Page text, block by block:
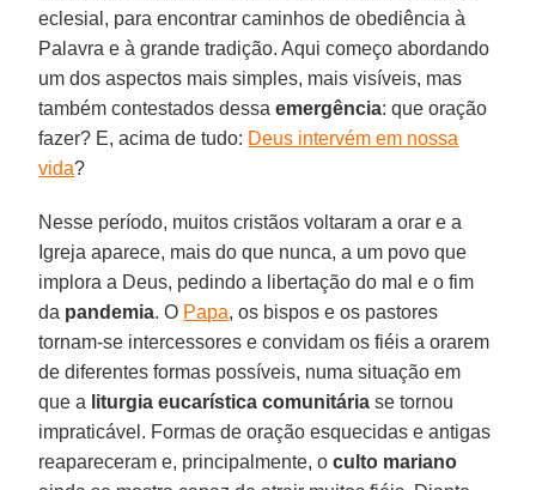
eclesial, para encontrar caminhos de obediência à
Palavra e à grande tradição. Aqui começo abordando
um dos aspectos mais simples, mais visíveis, mas
também contestados dessaemergência: que oração
fazer? E, acima de tudo: Deus intervém em nossa
vida?
Nesse período, muitos cristãos voltaram a orar e a
Igreja aparece, mais do que nunca, a um povo que
implora a Deus, pedindo a libertação do mal e o fim
da pandemia. O Papa, os bispos e os pastores
tornam-se intercessores e convidam os fiéis a orarem
de diferentes formas possíveis, numa situação em
que a liturgia eucarística comunitária se tornou
impraticável. Formas de oração esquecidas e antigas
reapareceram e, principalmente, oculto mariano